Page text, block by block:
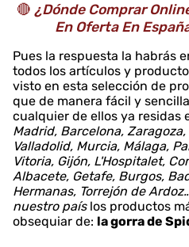
🔴 ¿Dónde Comprar
En Oferta En
Pues la respuesta la habrás
todos los artículos y
visto en esta selección de
que de manera fácil y
cualquier de ellos ya residas
Madrid, Barcelona,
Valladolid, Murcia, Málaga,
Vitoria, Gijón, L'Hospitalet,
Albacete, Getafe, Burgos,
Hermanas, Torrejón de
nuestro paíslos productos
obsequiar de: la gorra de